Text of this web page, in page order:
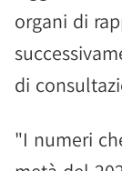
organi di
di
"I numeri